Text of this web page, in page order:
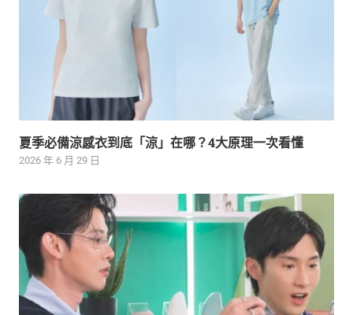
夏季必備涼感衣到底「涼」在哪？4大原理一次看懂
2026 年 6 月 29 日